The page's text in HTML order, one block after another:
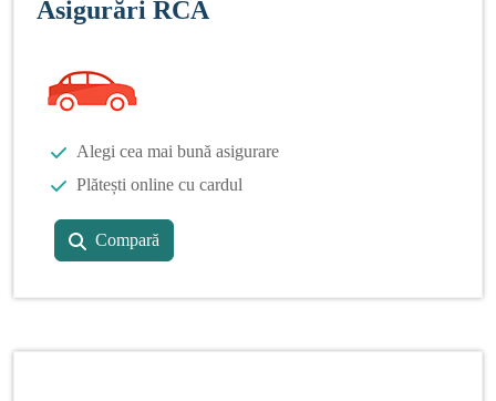
Asigurări RCA
Alegi cea mai bună asigurare
Plătești online cu cardul
Compară